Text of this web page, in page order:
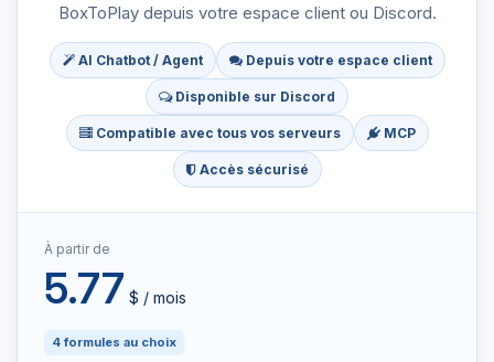
BoxToPlay depuis votre espace client ou Discord.
AI Chatbot / Agent Depuis votre espace client
Disponible sur Discord
Compatible avec tous vos serveurs MCP
Accès sécurisé
À partir de
5.77 $ / mois
4 formules au choix